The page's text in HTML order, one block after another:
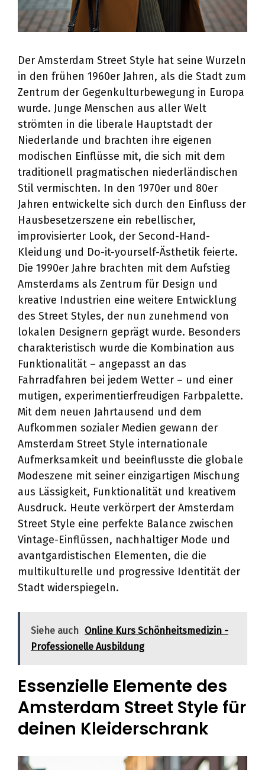
Der Amsterdam Street Style hat seine Wurzeln
in den frühen 1960er Jahren, als die Stadt zum
Zentrum der Gegenkulturbewegung in Europa
wurde. Junge Menschen aus aller Welt
strömten in die liberale Hauptstadt der
Niederlande und brachten ihre eigenen
modischen Einflüsse mit, die sich mit dem
traditionell pragmatischen niederländischen
Stil vermischten. In den 1970er und 80er
Jahren entwickelte sich durch den Einfluss der
Hausbesetzerszene ein rebellischer,
improvisierter Look, der Second-Hand-
Kleidung und Do-it-yourself-Ästhetik feierte.
Die 1990er Jahre brachten mit dem Aufstieg
Amsterdams als Zentrum für Design und
kreative Industrien eine weitere Entwicklung
des Street Styles, der nun zunehmend von
lokalen Designern geprägt wurde. Besonders
charakteristisch wurde die Kombination aus
Funktionalität – angepasst an das
Fahrradfahren bei jedem Wetter – und einer
mutigen, experimentierfreudigen Farbpalette.
Mit dem neuen Jahrtausend und dem
Aufkommen sozialer Medien gewann der
Amsterdam Street Style internationale
Aufmerksamkeit und beeinflusste die globale
Modeszene mit seiner einzigartigen Mischung
aus Lässigkeit, Funktionalität und kreativem
Ausdruck. Heute verkörpert der Amsterdam
Street Style eine perfekte Balance zwischen
Vintage-Einflüssen, nachhaltiger Mode und
avantgardistischen Elementen, die die
multikulturelle und progressive Identität der
Stadt widerspiegeln.
Siehe auch Online Kurs Schönheitsmedizin -
Professionelle Ausbildung
Essenzielle Elemente des
Amsterdam Street Style für
deinen Kleiderschrank